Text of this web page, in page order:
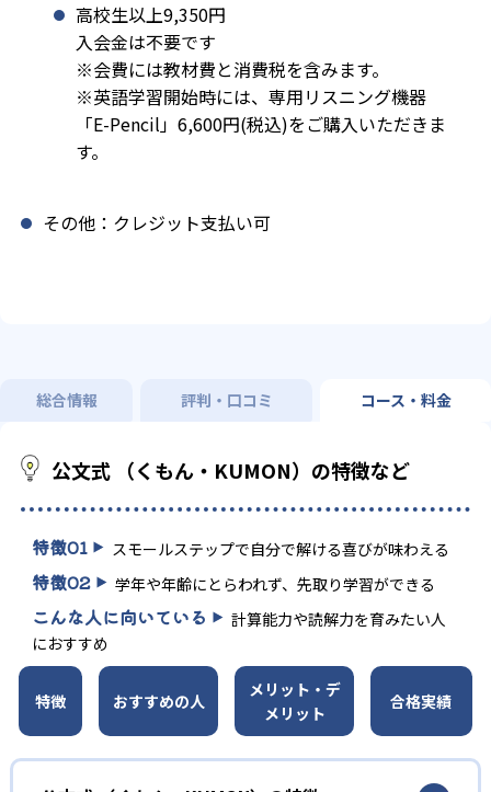
高校生以上9,350円
入会金は不要です
※会費には教材費と消費税を含みます。
※英語学習開始時には、専用リスニング機器
「E-Pencil」6,600円(税込)をご購入いただきま
す。
その他：クレジット支払い可
総合情報 評判・口コミ コース・料金
公文式 （くもん・KUMON）の特徴など
特徴01 スモールステップで自分で解ける喜びが味わえる
特徴02 学年や年齢にとらわれず、先取り学習ができる
こんな人に向いている
計算能力や読解力を育みたい人
におすすめ
特徴 おすすめの人
メリット・デ
メリット
合格実績